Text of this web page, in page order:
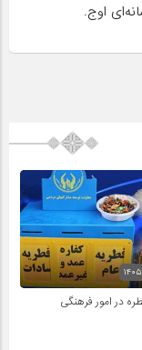
اوج.
در امور فرهنگی